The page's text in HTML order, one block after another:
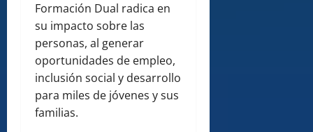
Formación Dual radica en
su impacto sobre las
personas, al generar
oportunidades de empleo,
inclusión social y desarrollo
para miles de jóvenes y sus
familias.